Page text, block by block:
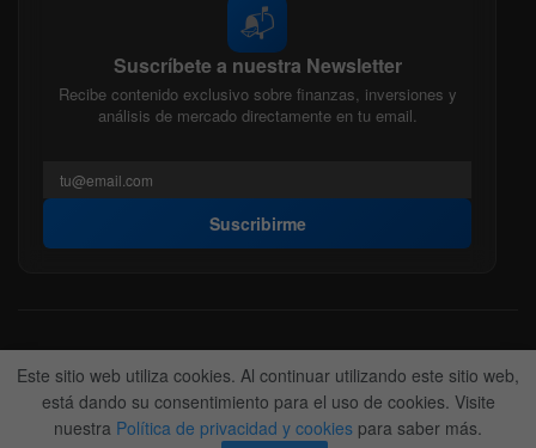
📬
Suscríbete a nuestra Newsletter
Recibe contenido exclusivo sobre finanzas, inversiones y
análisis de mercado directamente en tu email.
Suscribirme
Acerca de nosotros Politica Editorial
Nuestro Equipo
Contactanos
Anunciate
© 2022-2026BitFinanzas- Hecho porTeam DM. 😎
Este sitio web utiliza cookies. Al continuar utilizando este sitio web,
está dando su consentimiento para el uso de cookies. Visite
nuestra Política de privacidad y cookies para saber más.